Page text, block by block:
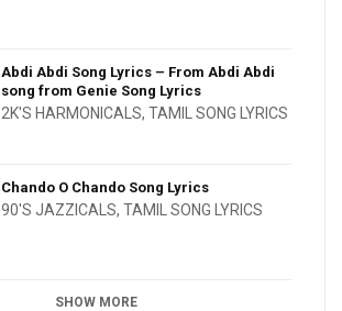
Abdi Abdi Song Lyrics – From Abdi Abdi
song from Genie Song Lyrics
2K'S HARMONICALS, TAMIL SONG LYRICS
Chando O Chando Song Lyrics
90'S JAZZICALS, TAMIL SONG LYRICS
SHOW MORE